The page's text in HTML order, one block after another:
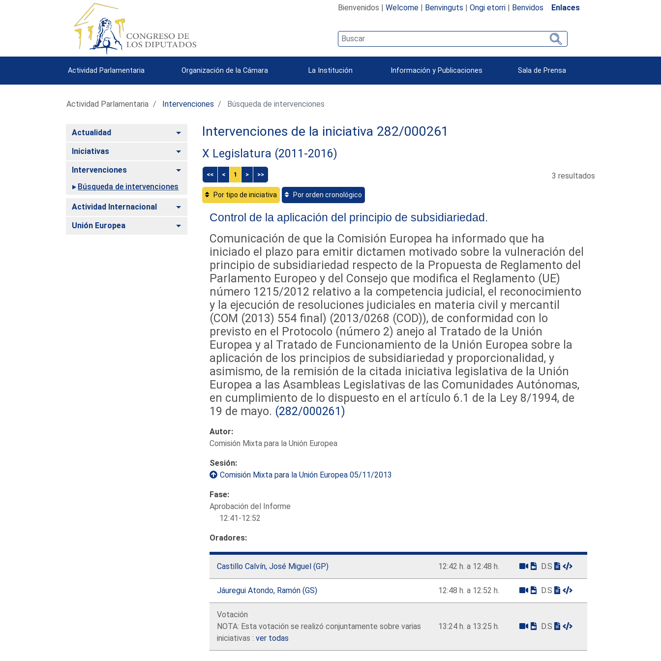
Bienvenidos | Welcome| Benvinguts | Ongi etorri| Benvidos Enlaces
Actividad Parlamentaria Organización de la Cámara La Institución Información y Publicaciones Sala de Prensa
Actividad Parlamentaria Intervenciones Búsqueda de intervenciones
Actualidad Alternar
Iniciativas Alternar
Intervenciones
Alternar
Búsqueda de intervenciones
Actividad Internacional Alternar
Unión Europea Alternar
Intervenciones de la iniciativa 282/000261
X Legislatura (2011-2016)
<< < 1 > >>
Por tipo de iniciativa Por orden cronológico
3 resultados
Control de la aplicación del principio de subsidiariedad.
Comunicación de que la Comisión Europea ha informado que ha
iniciado el plazo para emitir dictamen motivado sobre la vulneración del
principio de subsidiariedad respecto de la Propuesta de Reglamento del
Parlamento Europeo y del Consejo que modifica el Reglamento (UE)
número 1215/2012 relativo a la competencia judicial, el reconocimiento
y la ejecución de resoluciones judiciales en materia civil y mercantil
(COM (2013) 554 final) (2013/0268 (COD)), de conformidad con lo
previsto en el Protocolo (número 2) anejo al Tratado de la Unión
Europea y al Tratado de Funcionamiento de la Unión Europea sobre la
aplicación de los principios de subsidiariedad y proporcionalidad, y
asimismo, de la remisión de la citada iniciativa legislativa de la Unión
Europea a las Asambleas Legislativas de las Comunidades Autónomas,
en cumplimiento de lo dispuesto en el artículo 6.1 de la Ley 8/1994, de
19 de mayo. (282/000261)
Autor:
Comisión Mixta para la Unión Europea
Sesión:
Comisión Mixta para la Unión Europea 05/11/2013
Fase:
Aprobación del Informe
12:41-12:52
Oradores:
Castillo Calvín, José Miguel (GP) 12:42 h. a 12:48 h. D.S
Jáuregui Atondo, Ramón (GS) 12:48 h. a 12:52 h. D.S
Votación
NOTA: Esta votación se realizó conjuntamente sobre varias
iniciativas : ver todas
13:24 h. a 13:25 h. D.S